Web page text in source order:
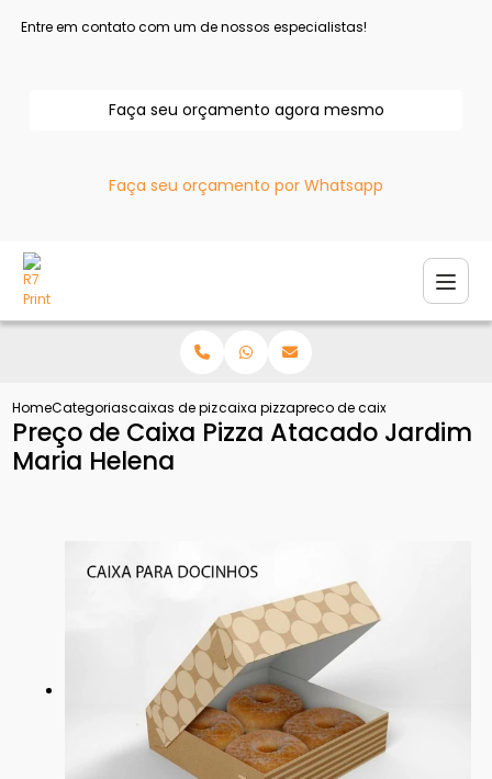
Entre em contato com um de nossos especialistas!
Faça seu orçamento agora mesmo
Faça seu orçamento por Whatsapp
HomeCategoriascaixas de pizzacaixa pizzapreco de caixa pizza
Preço de Caixa Pizza Atacado Jardim
Maria Helena